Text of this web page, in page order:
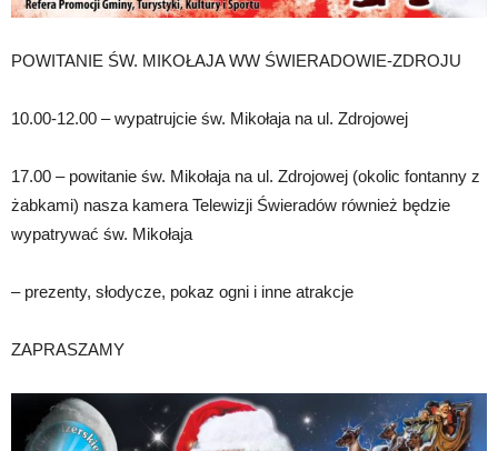
POWITANIE ŚW. MIKOŁAJA WW ŚWIERADOWIE-ZDROJU
10.00-12.00 – wypatrujcie św. Mikołaja na ul. Zdrojowej
17.00 – powitanie św. Mikołaja na ul. Zdrojowej (okolic fontanny z
żabkami) nasza kamera Telewizji Świeradów również będzie
wypatrywać św. Mikołaja
– prezenty, słodycze, pokaz ogni i inne atrakcje
ZAPRASZAMY